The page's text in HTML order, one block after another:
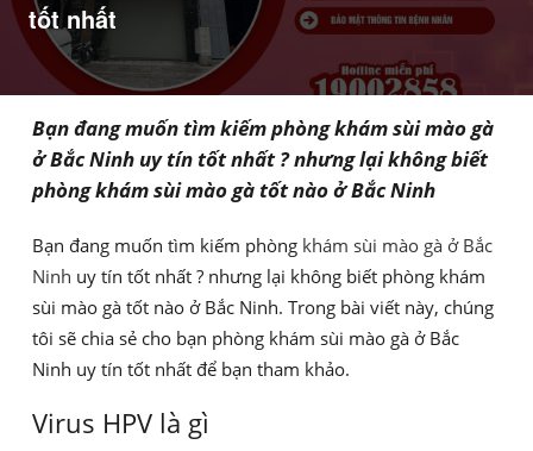
tốt nhất
Bạn đang muốn tìm kiếm phòng khám sùi mào gà
ở Bắc Ninh uy tín tốt nhất ? nhưng lại không biết
phòng khám sùi mào gà tốt nào ở Bắc Ninh
Bạn đang muốn tìm kiếm phòng khám sùi mào gà ở Bắc
Ninh uy tín tốt nhất ? nhưng lại không biết phòng khám
sùi mào gà tốt nào ở Bắc Ninh. Trong bài viết này, chúng
tôi sẽ chia sẻ cho bạn phòng khám sùi mào gà ở Bắc
Ninh uy tín tốt nhất để bạn tham khảo.
Virus HPV là gì